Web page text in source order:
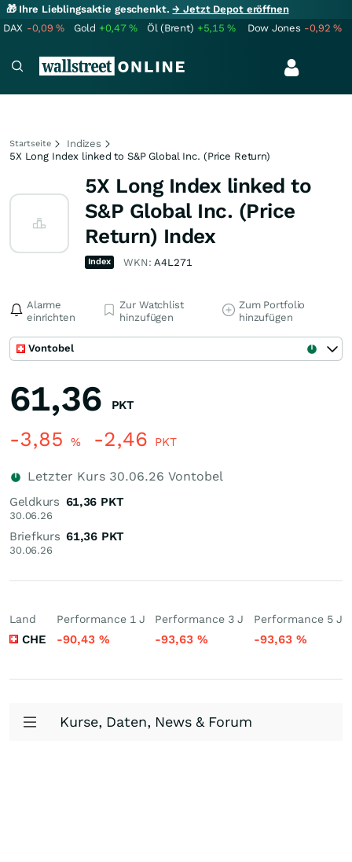
🎁 Ihre Lieblingsaktie geschenkt.→ Jetzt Depot eröffnen
DAX -0,09% Gold +0,47% Öl (Brent) +5,15% Dow Jones -0,92%
Startseite
Indizes
5X Long Index linked to S&P Global Inc. (Price Return)
5X Long Index linked to
S&P Global Inc. (Price
Return) Index
Index WKN:A4L271
Alarme
einrichten
Zur Watchlist
hinzufügen
Zum Portfolio
hinzufügen
Vontobel
61,36 PKT
-3,85 % -2,46 PKT
Letzter Kurs 30.06.26 Vontobel
Geldkurs
30.06.26
61,36 PKT
Briefkurs
30.06.26
61,36 PKT
Land
CHE
Performance 1 J
-90,43 %
Performance 3 J
-93,63%
Performance 5 J
-93,63 %
Kurse, Daten, News & Forum